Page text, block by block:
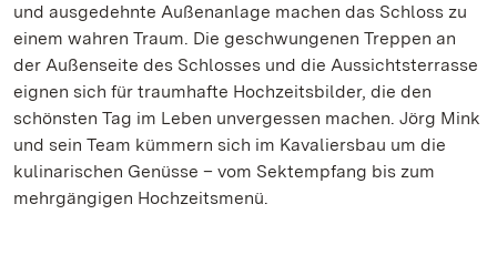
und ausgedehnte Außenanlage machen das Schloss zu
einem wahren Traum. Die geschwungenen Treppen an
der Außenseite des Schlosses und die Aussichtsterrasse
eignen sich für traumhafte Hochzeitsbilder, die den
schönsten Tag im Leben unvergessen machen. Jörg Mink
und sein Team kümmern sich im Kavaliersbau um die
kulinarischen Genüsse – vom Sektempfang bis zum
mehrgängigen Hochzeitsmenü.